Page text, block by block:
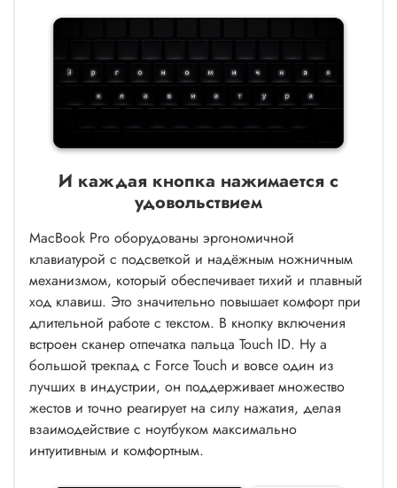
И каждая кнопка нажимается с
удовольствием
MacBook Pro оборудованы эргономичной
клавиатурой с подсветкой и надёжным ножничным
механизмом, который обеспечивает тихий и плавный
ход клавиш. Это значительно повышает комфорт при
длительной работе с текстом. В кнопку включения
встроен сканер отпечатка пальца Touch ID. Ну а
большой трекпад с Force Touch и вовсе один из
лучших в индустрии, он поддерживает множество
жестов и точно реагирует на силу нажатия, делая
взаимодействие с ноутбуком максимально
интуитивным и комфортным.